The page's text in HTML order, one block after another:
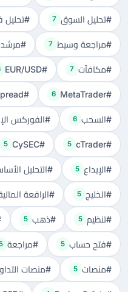
#تحليل السوق 7 #تحليل
#مراجعة وسيط 7 #مرشد
#مكافآت 7
#EUR/USD
#MetaTrader
6
#Raw Spread
#السحب 6 #الفوركس
#cTrader
5
#CySEC
5
#الإيداع 5 #التحليل
#الخليج 5 #الرافعة
#تنظيم 5 #ذهب 5
#فتح حساب 5 #مراجعة
#منصات 5 #منصات